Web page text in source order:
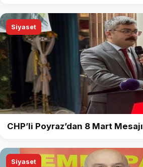
Siyaset
CHP’li Poyraz’dan 8 Mart Mesajı
Siyaset